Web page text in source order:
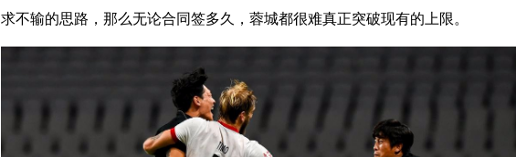
求不输的思路，那么无论合同签多久，蓉城都很难真正突破现有的上限。